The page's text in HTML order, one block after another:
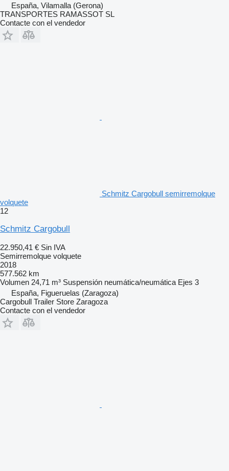
España, Vilamalla (Gerona)
TRANSPORTES RAMASSOT SL
Contacte con el vendedor
Schmitz Cargobull semirremolque
volquete
12
Schmitz Cargobull
22.950,41 € Sin IVA
Semirremolque volquete
2018
577.562 km
Volumen 24,71 m³ Suspensión neumática/neumática Ejes 3
España, Figueruelas (Zaragoza)
Cargobull Trailer Store Zaragoza
Contacte con el vendedor